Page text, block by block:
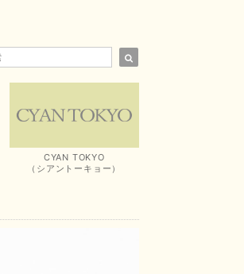
CYAN TOKYO
（シアントーキョー）